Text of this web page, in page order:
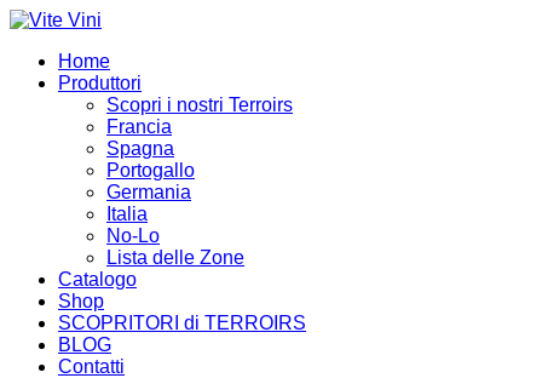
Home
Produttori
Scopri i nostri Terroirs
Francia
Spagna
Portogallo
Germania
Italia
No-Lo
Lista delle Zone
Catalogo
Shop
SCOPRITORI di TERROIRS
BLOG
Contatti